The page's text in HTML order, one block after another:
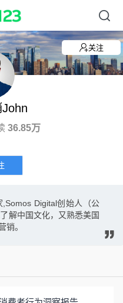
关注
36.85万
Digital创始人（公
解中国文化，又熟悉美国
销。